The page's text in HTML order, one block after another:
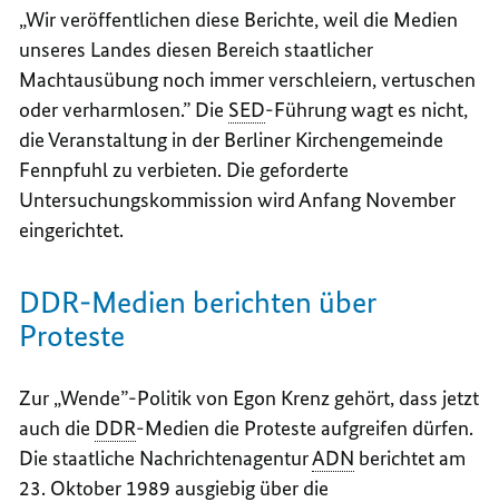
„Wir veröffentlichen diese Berichte, weil die Medien
unseres Landes diesen Bereich staatlicher
Machtausübung noch immer verschleiern, vertuschen
oder verharmlosen.” Die SED-Führung wagt es nicht,
die Veranstaltung in der Berliner Kirchengemeinde
Fennpfuhl zu verbieten. Die geforderte
Untersuchungskommission wird Anfang November
eingerichtet.
DDR-Medien berichten über
Proteste
Zur „Wende”-Politik von Egon Krenz gehört, dass jetzt
auch die DDR-Medien die Proteste aufgreifen dürfen.
Die staatliche NachrichtenagenturADN berichtet am
23. Oktober 1989 ausgiebig über die